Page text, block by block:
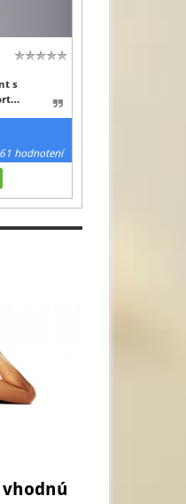
s
61 hodnotení